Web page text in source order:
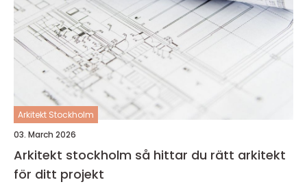
Arkitekt Stockholm
03. March 2026
Arkitekt stockholm så hittar du rätt arkitekt
för ditt projekt